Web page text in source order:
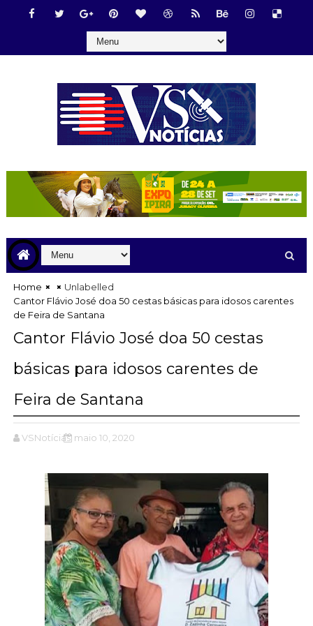
Home
Unlabelled
Cantor Flávio José doa 50 cestas básicas para idosos carentes
de Feira de Santana
Cantor Flávio José doa 50 cestas
básicas para idosos carentes de
Feira de Santana
VSNotícias maio 10, 2020